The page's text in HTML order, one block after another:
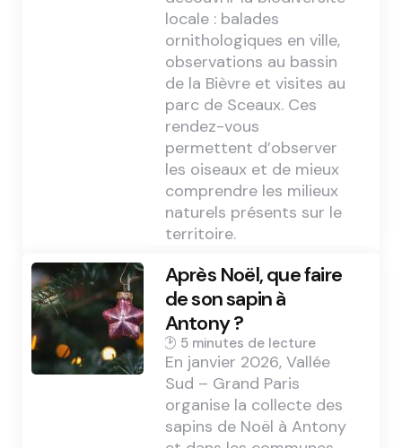
locale : balades
ornithologiques en ville,
observations au bassin
de la Bièvre et visites au
parc de Sceaux. Ces
rendez-vous
permettent d’observer
les oiseaux et de mieux
comprendre les milieux
naturels présents sur le
territoire.
Après Noël, que faire
de son sapin à
Antony ?
5 min
En janvier 2026, Vallée
Sud – Grand Paris
organise la collecte des
sapins de Noël à Antony